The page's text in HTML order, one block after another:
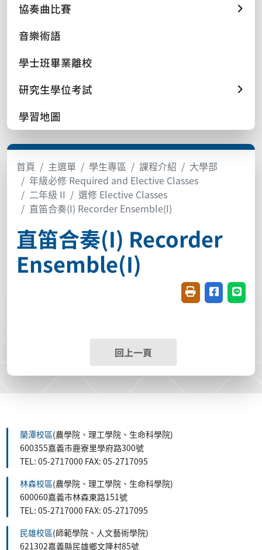
協奏曲比賽
音樂術語
學士班畢業離校
研究生學位考試
學習地圖
首頁 主選單 學生專區 課程介紹
大學部
年級必修 Required and Elective Classes
二年級 II
選修 Elective Classes
直笛合奏(I) Recorder Ensemble(I)
直笛合奏(I) Recorder
Ensemble(I)
友善列印(開新視
分享至臉書
分享
回上一頁
蘭潭校區(農學院、理工學院、生命科學院)
600355嘉義市鹿寮里學府路300號
TEL: 05-2717000 FAX: 05-2717095
林森校區(農學院、理工學院、生命科學院)
600060嘉義市林森東路151號
TEL: 05-2717000 FAX: 05-2717095
民雄校區(師範學院、人文藝術學院)
621302嘉義縣民雄鄉文隆村85號